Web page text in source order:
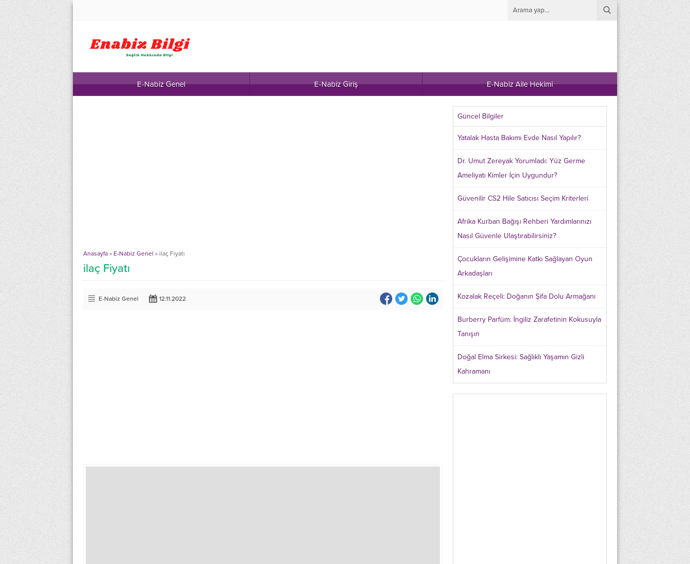
E-Nabiz Genel E-Nabiz Giriş E-Nabiz Aile Hekimi
Anasayfa » E-Nabiz Genel » ilaç Fiyatı
ilaç Fiyatı
E-Nabiz Genel 12.11.2022
Güncel Bilgiler
Yatalak Hasta Bakımı Evde Nasıl Yapılır?
Dr. Umut Zereyak Yorumladı: Yüz Germe
Ameliyatı Kimler İçin Uygundur?
Güvenilir CS2 Hile Satıcısı Seçim Kriterleri
Afrika Kurban Bağışı Rehberi Yardımlarınızı
Nasıl Güvenle Ulaştırabilirsiniz?
Çocukların Gelişimine Katkı Sağlayan Oyun
Arkadaşları
Kozalak Reçeli: Doğanın Şifa Dolu Armağanı
Burberry Parfüm: İngiliz Zarafetinin Kokusuyla
Tanışın
Doğal Elma Sirkesi: Sağlıklı Yaşamın Gizli
Kahramanı